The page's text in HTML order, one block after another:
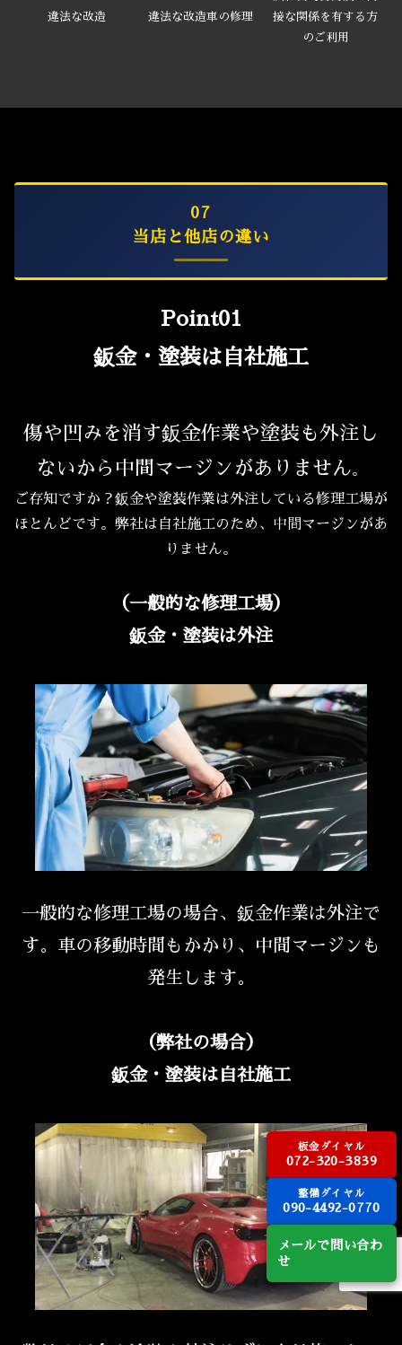
違法な改造 違法な改造車の修理
接な関係を有する方
のご利用
07
当店と他店の違い
Point01
鈑金・塗装は自社施工
傷や凹みを消す鈑金作業や塗装も外注し
ないから中間マージンがありません。
ご存知ですか？鈑金や塗装作業は外注している修理工場が
ほとんどです。弊社は自社施工のため、中間マージンがあ
りません。
（一般的な修理工場）
鈑金・塗装は外注
一般的な修理工場の場合、鈑金作業は外注で
す。車の移動時間もかかり、中間マージンも
発生します。
（弊社の場合）
鈑金・塗装は自社施工
板金ダイヤル
072-320-3839
整備ダイヤル
090-4492-0770
メールで問い合わ
せ